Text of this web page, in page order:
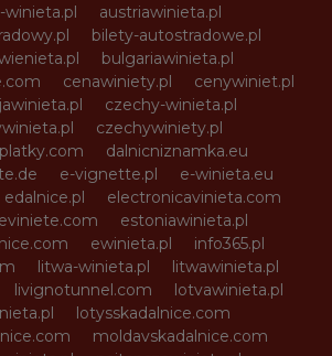
winieta.pl
austriawinieta.pl
bilety-autostradowe.pl
bulgariawinieta.pl
cenawiniety.pl
cenywiniet.pl
czechy-winieta.pl
czechywiniety.pl
dalnicniznamka.eu
e-vignette.pl
e-winieta.eu
edalnice.pl
electronicavinieta.com
estoniawinieta.pl
ewinieta.pl
info365.pl
litwa-winieta.pl
litwawinieta.pl
livignotunnel.com
lotvawinieta.pl
lotysskadalnice.com
moldavskadalnice.com